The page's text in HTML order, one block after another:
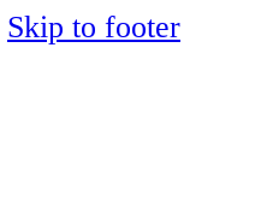
Skip to footer